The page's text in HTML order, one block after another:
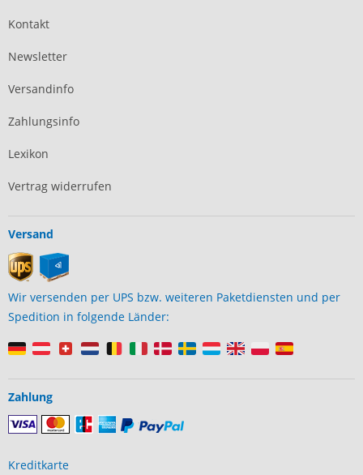
Kontakt
Newsletter
Versandinfo
Zahlungsinfo
Lexikon
Vertrag widerrufen
Versand
Wir versenden per UPS bzw. weiteren Paketdiensten und per
Spedition in folgende Länder:
Zahlung
Kreditkarte